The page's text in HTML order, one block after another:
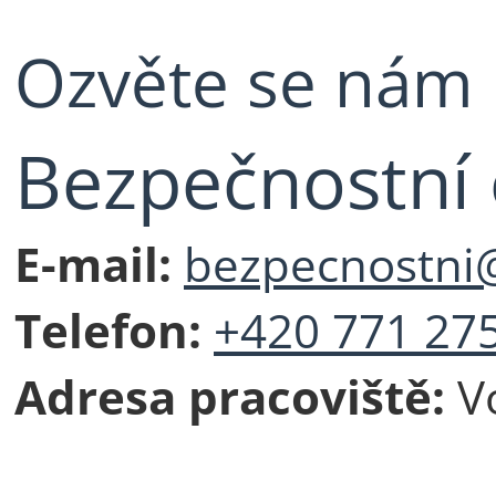
Ozvěte se nám
E-mail:
Telefon: +420 771
Adresa pracoviště: